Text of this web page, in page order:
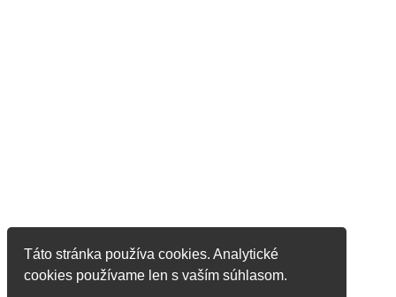
Táto stránka používa cookies. Analytické
cookies používame len s vaším súhlasom.